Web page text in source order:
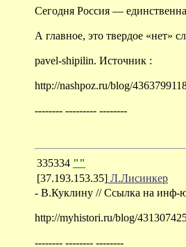
Сегодня Россия —
А главное, это твердое «нет»
pavel-shipilin. Источник :
http://nashpoz.ru/blog/
-------- --------- --------
335334 ""
[37.193.153.35] Л.Лисинкер
- В.Куклину // Ссылка на инф-
http://myhistori.ru/blog/
-------- -------- --------